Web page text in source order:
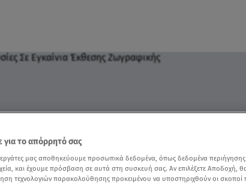
για το απόρρητό σας
μας αποθηκεύουμε προσωπικά δεδομένα, όπως δεδομένα
και έχουμε πρόσβαση σε αυτά στη συσκευή σας. Αν επιλέξετε Αποδοχή,
τεχνολογιών παρακολούθησης προκειμένου να υποστηριχθούν οι σκοποί